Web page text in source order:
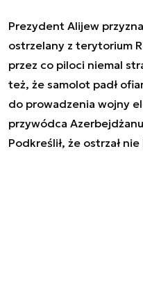
Prezydent Alijew
ostrzelany z terytorium
przez co piloci niemal
też, że samolot padł
do prowadzenia wojny
przywódca
Podkreślił, że ostrzał